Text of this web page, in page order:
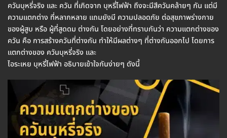
ควันบุหรี่จริง และ ควัน ที่เกิดจาก บุหรี่ไฟฟ้า ถึงจะมีสีควันคล้ายๆ กัน แต่มี
ความแตกต่าง ที่หลากหลาย แถมยังมี ความปลอดภัย ต่อสุขภาพร่างกาย
ของผู้สูบ หรือ ผู้ที่สูดดม ต่างกัน โดยอย่างที่ทราบกันว่า ความแตกต่างของ
ควัน คือ การสร้างควันที่ต่างกัน ทำให้มีผลต่างๆ ที่ต่างกันออกไป โดยการ
แตกต่างของ ควันบุหรี่จริง และ
ไอระเหย บุหรี่ไฟฟ้า อธิบายเข้าใจกันง่ายๆ ดังนี้